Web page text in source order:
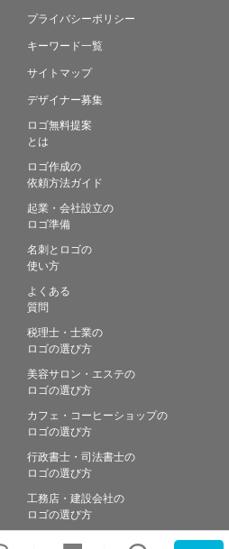
プライバシーポリシー
キーワード一覧
サイトマップ
デザイナー募集
ロゴ無料提案
とは
ロゴ作成の
依頼方法ガイド
起業・会社設立の
ロゴ準備
名刺とロゴの
使い方
よくある
質問
税理士・士業の
ロゴの選び方
美容サロン・エステの
ロゴの選び方
カフェ・コーヒーショップの
ロゴの選び方
行政書士・司法書士の
ロゴの選び方
工務店・建設会社の
ロゴの選び方